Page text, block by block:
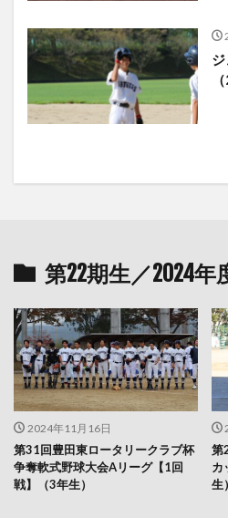
第22期生／2024年
2024年11月16日
第31回豊田東ロータリークラブ杯
争奪軟式野球大会Aリーグ【1回
戦】（3年生）
第
カ
生）